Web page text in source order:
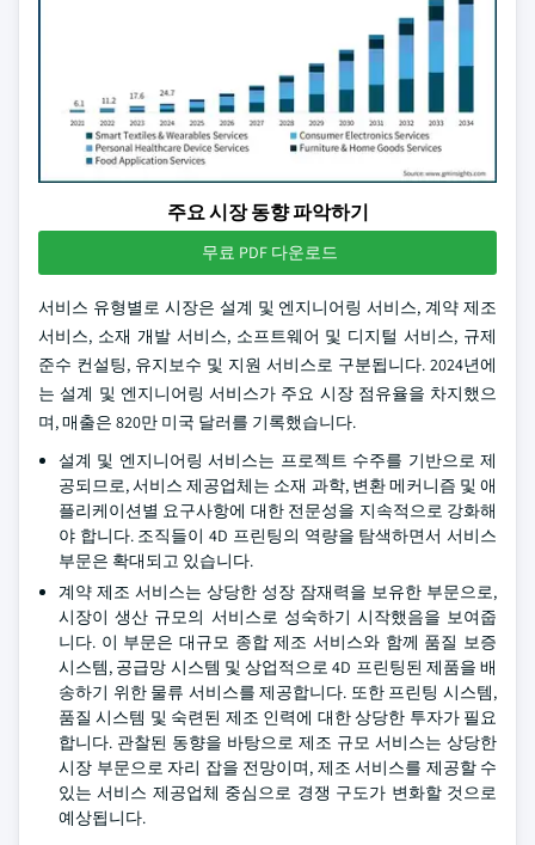
주요 시장 동향 파악하기
무료 PDF 다운로드
서비스 유형별로 시장은 설계 및 엔지니어링 서비스, 계약 제조
서비스, 소재 개발 서비스, 소프트웨어 및 디지털 서비스, 규제
준수 컨설팅, 유지보수 및 지원 서비스로 구분됩니다. 2024년에
는 설계 및 엔지니어링 서비스가 주요 시장 점유율을 차지했으
며, 매출은 820만 미국 달러를 기록했습니다.
설계 및 엔지니어링 서비스는 프로젝트 수주를 기반으로 제
공되므로, 서비스 제공업체는 소재 과학, 변환 메커니즘 및 애
플리케이션별 요구사항에 대한 전문성을 지속적으로 강화해
야 합니다. 조직들이 4D 프린팅의 역량을 탐색하면서 서비스
부문은 확대되고 있습니다.
계약 제조 서비스는 상당한 성장 잠재력을 보유한 부문으로,
시장이 생산 규모의 서비스로 성숙하기 시작했음을 보여줍
니다. 이 부문은 대규모 종합 제조 서비스와 함께 품질 보증
시스템, 공급망 시스템 및 상업적으로 4D 프린팅된 제품을 배
송하기 위한 물류 서비스를 제공합니다. 또한 프린팅 시스템,
품질 시스템 및 숙련된 제조 인력에 대한 상당한 투자가 필요
합니다. 관찰된 동향을 바탕으로 제조 규모 서비스는 상당한
시장 부문으로 자리 잡을 전망이며, 제조 서비스를 제공할 수
있는 서비스 제공업체 중심으로 경쟁 구도가 변화할 것으로
예상됩니다.